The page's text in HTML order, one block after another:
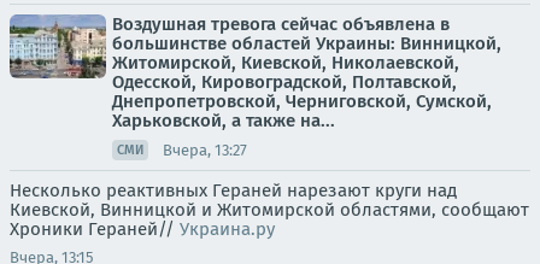
Воздушная тревога сейчас объявлена в
большинстве областей Украины: Винницкой,
Житомирской, Киевской, Николаевской,
Одесской, Кировоградской, Полтавской,
Днепропетровской, Черниговской, Сумской,
Харьковской, а также на...
СМИ Вчера, 13:27
Несколько реактивных Гераней нарезают круги над
Киевской, Винницкой и Житомирской областями, сообщают
Хроники Гераней// Украина.ру
Вчера, 13:15